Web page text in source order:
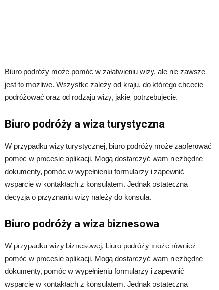
Biuro podróży może pomóc w załatwieniu wizy, ale nie zawsze
jest to możliwe. Wszystko zależy od kraju, do którego chcecie
podróżować oraz od rodzaju wizy, jakiej potrzebujecie.
Biuro podróży a wiza turystyczna
W przypadku wizy turystycznej, biuro podróży może zaoferować
pomoc w procesie aplikacji. Mogą dostarczyć wam niezbędne
dokumenty, pomóc w wypełnieniu formularzy i zapewnić
wsparcie w kontaktach z konsulatem. Jednak ostateczna
decyzja o przyznaniu wizy należy do konsula.
Biuro podróży a wiza biznesowa
W przypadku wizy biznesowej, biuro podróży może również
pomóc w procesie aplikacji. Mogą dostarczyć wam niezbędne
dokumenty, pomóc w wypełnieniu formularzy i zapewnić
wsparcie w kontaktach z konsulatem. Jednak ostateczna